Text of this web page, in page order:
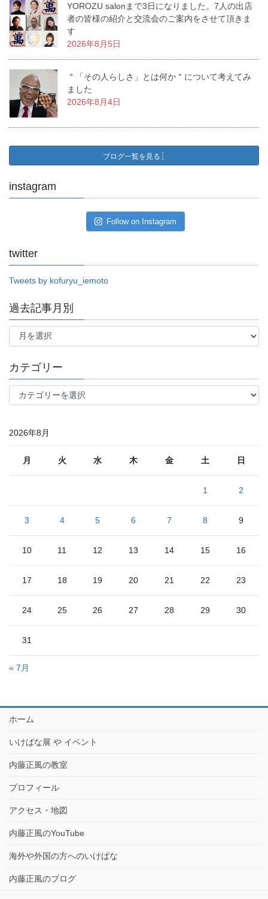
YOROZU salonまで3日になりました。7人の出店
者の皆様の紹介と交流会のご案内をさせて頂きま
す
2026年8月5日
＂「その人らしさ」とは何か＂について考えてみ
ました
2026年8月4日
ブログ一覧を見る
instagram
Follow on Instagram
twitter
Tweets by kofuryu_iemoto
過去記事月別
過
事
別
カテゴリー
テ
リ
2026年8月
月 火 水 木 金 土 日
1 2
3 4 5 6 7 8 9
10 11 12 13 14 15 16
17 18 19 20 21 22 23
24 25 26 27 28 29 30
31
« 7月
ホーム
いけばな展 や イベント
内藤正風の教室
プロフィール
アクセス・地図
内藤正風のYouTube
海外や外国の方へのいけばな
内藤正風のブログ